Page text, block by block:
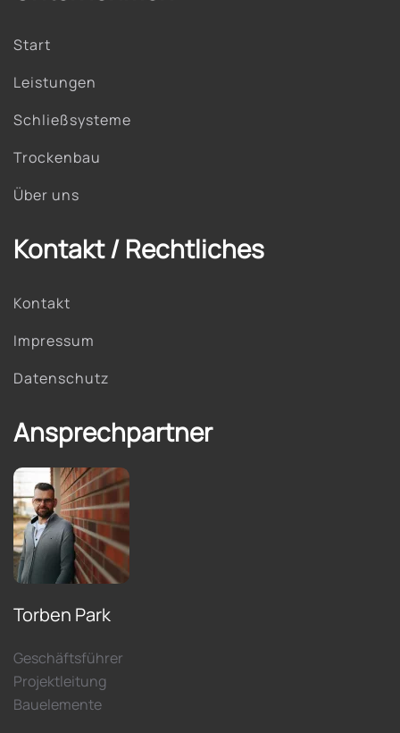
Start
Leistungen
Schließsysteme
Trockenbau
Über uns
Kontakt / Rechtliches
Kontakt
Impressum
Datenschutz
Ansprechpartner
Torben Park
Geschäftsführer
Projektleitung
Bauelemente